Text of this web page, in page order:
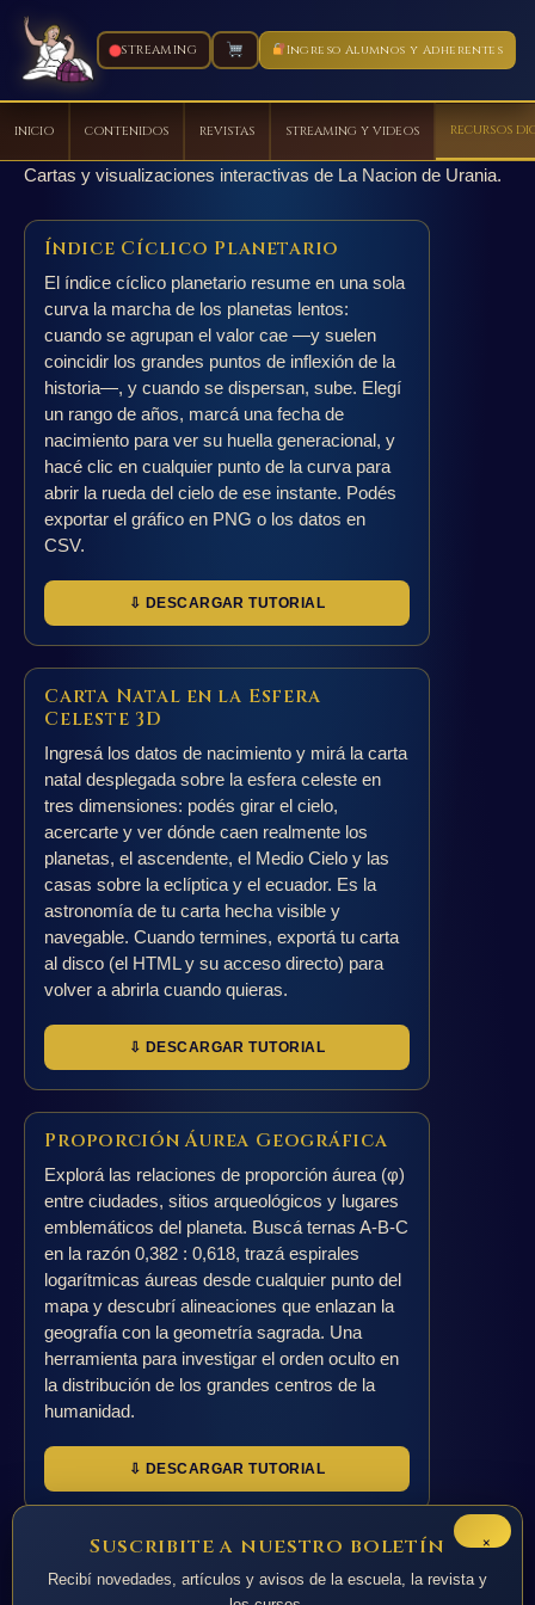
STREAMING Ingreso Alumnos y Adherentes
INICIO CONTENIDOS REVISTAS STREAMING Y VIDEOS RECURSOS
contenido
Cartas y visualizaciones interactivas de La Nacion de Urania.
Índice Cíclico Planetario
El índice cíclico planetario resume en una sola
curva la marcha de los planetas lentos:
cuando se agrupan el valor cae —y suelen
coincidir los grandes puntos de inflexión de la
historia—, y cuando se dispersan, sube. Elegí
un rango de años, marcá una fecha de
nacimiento para ver su huella generacional, y
hacé clic en cualquier punto de la curva para
abrir la rueda del cielo de ese instante. Podés
exportar el gráfico en PNG o los datos en
CSV.
⇩ DESCARGAR TUTORIAL
Carta Natal en la Esfera
Celeste 3D
Ingresá los datos de nacimiento y mirá la carta
natal desplegada sobre la esfera celeste en
tres dimensiones: podés girar el cielo,
acercarte y ver dónde caen realmente los
planetas, el ascendente, el Medio Cielo y las
casas sobre la eclíptica y el ecuador. Es la
astronomía de tu carta hecha visible y
navegable. Cuando termines, exportá tu carta
al disco (el HTML y su acceso directo) para
volver a abrirla cuando quieras.
⇩ DESCARGAR TUTORIAL
Proporción Áurea Geográfica
Explorá las relaciones de proporción áurea (φ)
entre ciudades, sitios arqueológicos y lugares
emblemáticos del planeta. Buscá ternas A-B-C
en la razón 0,382 : 0,618, trazá espirales
logarítmicas áureas desde cualquier punto del
mapa y descubrí alineaciones que enlazan la
geografía con la geometría sagrada. Una
herramienta para investigar el orden oculto en
la distribución de los grandes centros de la
humanidad.
⇩ DESCARGAR TUTORIAL
×
Suscribite a nuestro boletín
Recibí novedades, artículos y avisos de la escuela, la revista y